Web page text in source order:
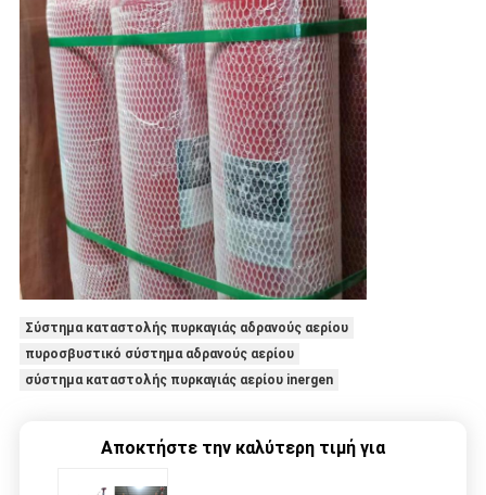
Σύστημα καταστολής πυρκαγιάς αδρανούς αερίου
πυροσβυστικό σύστημα αδρανούς αερίου
σύστημα καταστολής πυρκαγιάς αερίου inergen
Αποκτήστε την καλύτερη τιμή για